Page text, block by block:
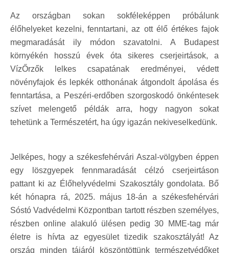
Az országban sokan sokféleképpen próbálunk
élőhelyeket kezelni, fenntartani, az ott élő értékes fajok
megmaradását ily módon szavatolni. A Budapest
környékén hosszú évek óta sikeres cserjeirtások, a
VízŐrzők lelkes csapatának eredményei, védett
növényfajok és lepkék otthonának átgondolt ápolása és
fenntartása, a Peszéri-erdőben szorgoskodó önkéntesek
szívet melengető példák arra, hogy nagyon sokat
tehetünk a Természetért, ha úgy igazán nekiveselkedünk.
Jelképes, hogy a székesfehérvári Aszal-völgyben éppen
egy löszgyepek fennmaradását célzó cserjeirtáson
pattant ki az Élőhelyvédelmi Szakosztály gondolata. Bő
két hónapra rá, 2025. május 18-án a székesfehérvári
Sóstó Vadvédelmi Központban tartott részben személyes,
részben online alakuló ülésen pedig 30 MME-tag már
életre is hívta az egyesület tizedik szakosztályát! Az
ország minden tájáról köszöntöttünk természetvédőket